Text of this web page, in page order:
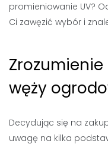
promieniowanie UV?
Ci zawęzić wybór i
węży
Decydując się na
uwagę na kilka